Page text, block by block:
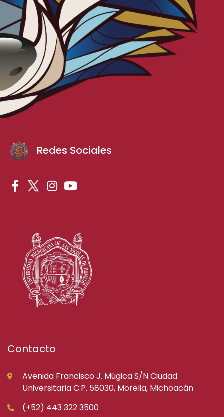
Redes Sociales
Contacto
Avenida Francisco J. Múgica S/N Ciudad
Universitaria C.P. 58030, Morelia, Michoacán
(+52) 443 322 3500